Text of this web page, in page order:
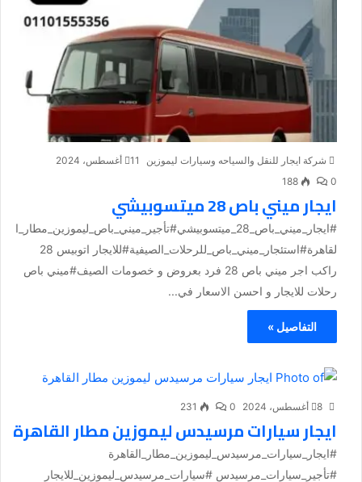
شركة ايجار للنقل والسياحه وسيارات ليموزين
11 أغسطس، 2024
0
188
ايجار ميني باص 28 ميتسوبيشي
#ايجار_ميني_باص_28_ميتسوبيشي#تأجير_ميني_باص_ليموزين_مطار_ا
لقاهرة#استئجار_ميني_باص_للرحلات_الصيفية#للايجار اتوبيس 28
راكب اجر ميني باص 28 فرد بعروض و خصومات الصيف#ميني باص
رحلات للايجار و احسن الاسعار في...
التفاصيل »
8 أغسطس، 2024 0
231
ايجار سيارات مرسيدس ليموزين مطار القاهرة
#ايجار_سيارات_مرسيدس_ليموزين_مطار_القاهرة
#تأجير_سيارات_مرسيدس #سيارات_مرسيدس_ليموزين_للايجار